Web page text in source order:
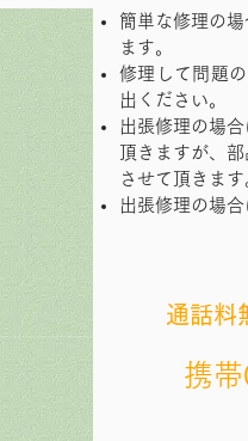
簡単な修理の
ます。
修理して問題
出ください。
出張修理の場
頂きますが、
させて頂きます
出張修理の場
通話
携